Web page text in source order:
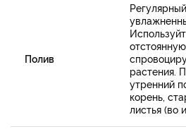
Полив
растения.
утренний
корень,
листья (во